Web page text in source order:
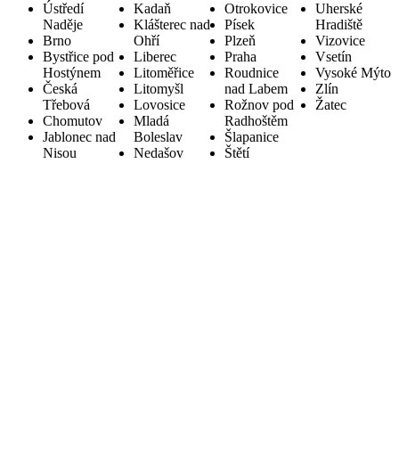
Ústředí
Naděje
Brno
Bystřice pod
Hostýnem
Česká
Třebová
Chomutov
Jablonec nad
Nisou
Kadaň
Klášterec nad
Ohří
Liberec
Litoměřice
Litomyšl
Lovosice
Mladá
Boleslav
Nedašov
Otrokovice
Písek
Plzeň
Praha
Roudnice
nad Labem
Rožnov pod
Radhoštěm
Šlapanice
Štětí
Uherské
Hradiště
Vizovice
Vsetín
Vysoké Mýto
Zlín
Žatec